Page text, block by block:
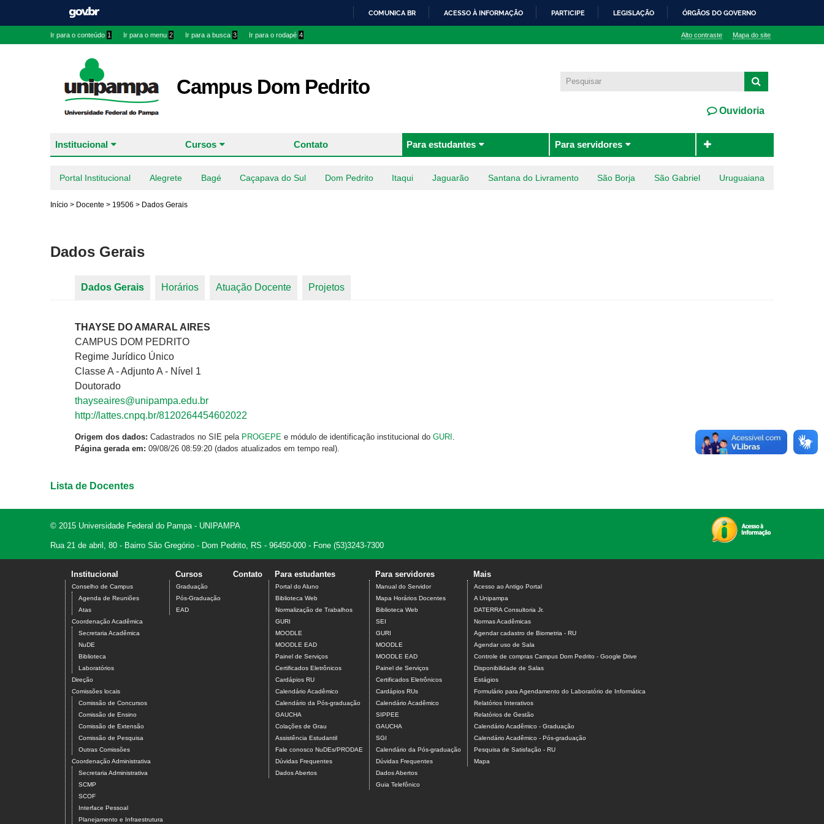
COMUNICA BR ACESSO À INFORMAÇÃO PARTICIPE LEGISLAÇÃO ÓRGÃOS DO GOVERNO
Ir para o conteúdo 1 Ir para o menu 2 Ir para a busca 3 Ir para o rodapé 4 Alto contraste Mapa do site
Campus Dom Pedrito
Ouvidoria
Institucional Cursos Contato Para estudantes Para servidores
Portal Institucional Alegrete Bagé Caçapava do Sul Dom Pedrito Itaqui Jaguarão Santana do Livramento São Borja São Gabriel Uruguaiana
Início > Docente > 19506 > Dados Gerais
Dados Gerais
Dados Gerais (aba ativa)
Horários Atuação Docente Projetos
THAYSE DO AMARAL AIRES
CAMPUS DOM PEDRITO
Regime Jurídico Único
Classe A - Adjunto A - Nível 1
Doutorado
thayseaires@unipampa.edu.br
http://lattes.cnpq.br/8120264454602022
Origem dos dados: Cadastrados no SIE pela PROGEPE e módulo de identificação institucional do GURI
Página gerada em: 09/08/26 08:59:20 (dados atualizados em tempo real).
Lista de Docentes
© 2015 Universidade Federal do Pampa - UNIPAMPA
Rua 21 de abril, 80 - Bairro São Gregório - Dom Pedrito, RS - 96450-000 - Fone (53)3243-7300
Institucional
Conselho de Campus
Agenda de Reuniões
Atas
Coordenação Acadêmica
Secretaria Acadêmica
NuDE
Biblioteca
Laboratórios
Direção
Comissões locais
Comissão de Concursos
Comissão de Ensino
Comissão de Extensão
Comissão de Pesquisa
Outras Comissões
Coordenação Administrativa
Secretaria Administrativa
SCMP
SCOF
Interface Pessoal
Planejamento e Infraestrutura
Cursos
Graduação
Pós-Graduação
EAD
Contato Para estudantes
Portal do Aluno
Biblioteca Web
Normalização de Trabalhos
GURI
MOODLE
MOODLE EAD
Painel de Serviços
Certificados Eletrônicos
Cardápios RU
Calendário Acadêmico
Calendário da Pós-graduação
GAUCHA
Colações de Grau
Assistência Estudantil
Fale conosco NuDEs/PRODAE
Dúvidas Frequentes
Dados Abertos
Para servidores
Manual do Servidor
Mapa Horários Docentes
Biblioteca Web
SEI
GURI
MOODLE
MOODLE EAD
Painel de Serviços
Certificados Eletrônicos
Cardápios RUs
Calendário Acadêmico
SIPPEE
GAUCHA
SGI
Calendário da Pós-graduação
Dúvidas Frequentes
Dados Abertos
Guia Telefônico
Mais
Acesso ao Antigo Portal
A Unipampa
DATERRA Consultoria Jr.
Normas Acadêmicas
Agendar cadastro de Biometria - RU
Agendar uso de Sala
Controle de compras Campus Dom Pedrito - Google Drive
Disponibilidade de Salas
Estágios
Formulário para Agendamento do Laboratório de Informática
Relatórios Interativos
Relatórios de Gestão
Calendário Acadêmico - Graduação
Calendário Acadêmico - Pós-graduação
Pesquisa de Satisfação - RU
Mapa